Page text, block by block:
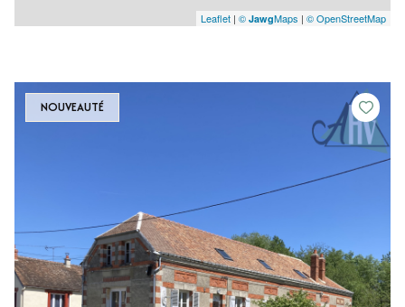
Leaflet | © JawgMaps | © OpenStreetMap
NOUVEAUTÉ